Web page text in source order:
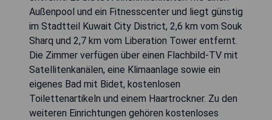
Außenpool und ein Fitnesscenter und liegt günstig
im Stadtteil Kuwait City District, 2,6 km vom Souk
Sharq und 2,7 km vom Liberation Tower entfernt.
Die Zimmer verfügen über einen Flachbild-TV mit
Satellitenkanälen, eine Klimaanlage sowie ein
eigenes Bad mit Bidet, kostenlosen
Toilettenartikeln und einem Haartrockner. Zu den
weiteren Einrichtungen gehören kostenloses